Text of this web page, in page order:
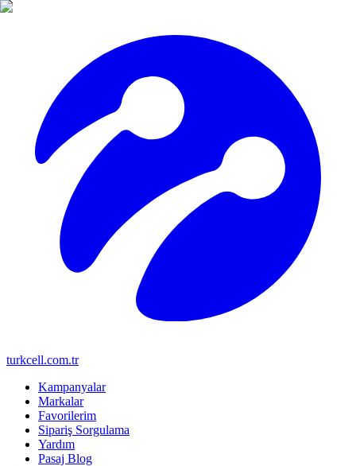
turkcell.com.tr
Kampanyalar
Markalar
Favorilerim
Sipariş Sorgulama
Yardım
Pasaj Blog